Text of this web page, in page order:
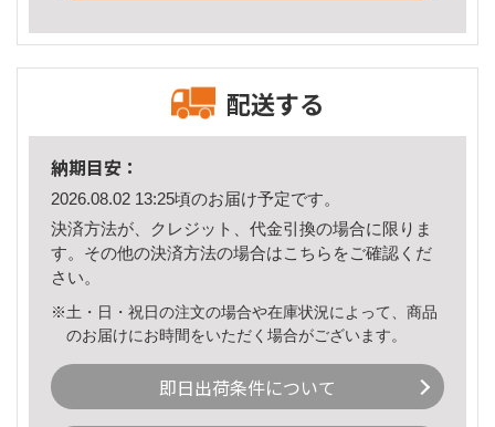
配送する
納期目安：
2026.08.02 13:25頃のお届け予定です。
決済方法が、クレジット、代金引換の場合に限りま
す。その他の決済方法の場合はこちら をご確認くだ
さい。
※土・日・祝日の注文の場合や在庫状況によって、商品
のお届けにお時間をいただく場合がございます。
即日出荷条件について